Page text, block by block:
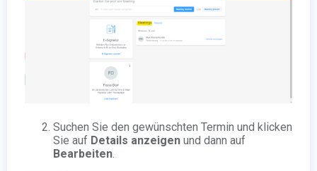
Suchen Sie den gewünschten Termin und klicken
Sie auf Details anzeigen und dann auf
Bearbeiten